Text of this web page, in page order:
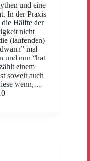
und eine
In der Praxis
die Hälfte der
nicht
(laufenden)
mal
und nun “hat
einem
soweit auch
wenn,…